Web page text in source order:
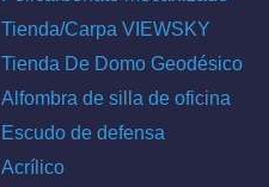
Tienda/Carpa VIEWSKY
Tienda De Domo Geodésico
Alfombra de silla de oficina
Escudo de defensa
Acrílico